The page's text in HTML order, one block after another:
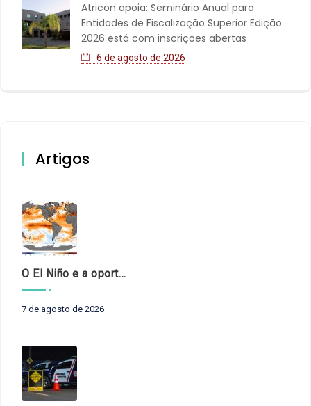
Atricon apoia: Seminário Anual para
Entidades de Fiscalização Superior Edição
2026 está com inscrições abertas
6 de agosto de 2026
Artigos
O El Niño e a oportunidade de fortalecer o controle externo das políticas climáticas
7 de agosto de 2026